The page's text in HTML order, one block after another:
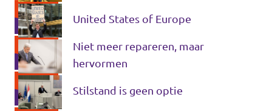
United States of Europe
Niet meer repareren, maar
hervormen
Stilstand is geen optie